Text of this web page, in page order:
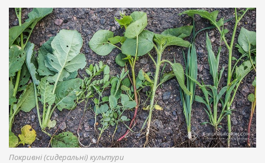
Покривні (сидеральні) культури